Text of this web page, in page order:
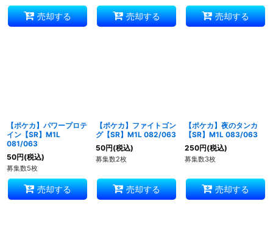
売却する 売却する 売却する
【ポケカ】パワープロテ
イン【SR】M1L
081/063
50円(税込)
募集数5枚
売却する
【ポケカ】ファイトゴン
グ【SR】M1L 082/063
50円(税込)
募集数2枚
売却する
【ポケカ】夜のタンカ
【SR】M1L 083/063
250円(税込)
募集数3枚
売却する